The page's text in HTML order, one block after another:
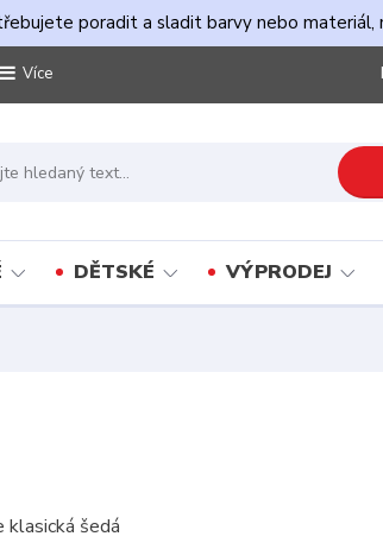
poradit a sladit barvy nebo materiál,
Více
DĚTSKÉ VÝPRODEJ